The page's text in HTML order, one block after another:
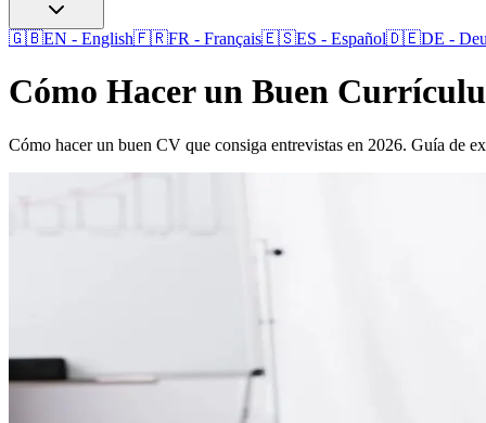
🇬🇧EN - English🇫🇷FR - Français🇪🇸ES - Español🇩🇪DE -
Cómo Hacer un Buen
Cómo hacer un buen CV que consiga entrevistas en 2026. Guía de